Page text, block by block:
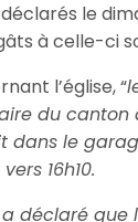
le
à celle-ci
l’église, “
du canton
dans le
16h10.
déclaré que